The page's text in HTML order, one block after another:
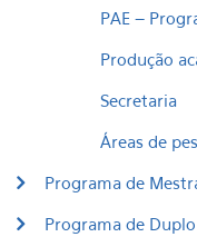
PAE –
Produção
Secretaria
Áreas de
Programa de
Programa de